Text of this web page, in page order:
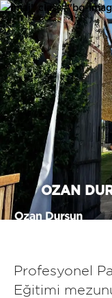
imaj" class="bg-
OZAN
Profesyonel
Eğitimi